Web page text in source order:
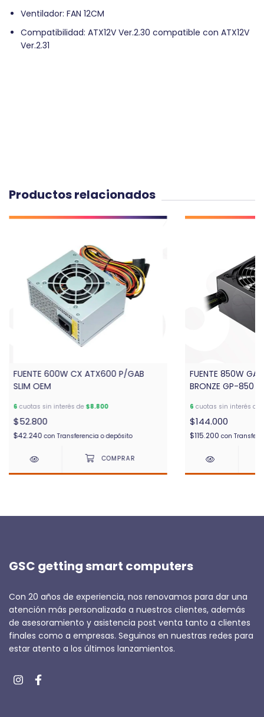
Ventilador: FAN 12CM
Compatibilidad: ATX12V Ver.2.30 compatible con ATX12V
Ver.2.31
Productos relacionados
FUENTE 600W CX ATX600 P/GAB
SLIM OEM
6 cuotas sin interés de $8.800
$52.800
$42.240con Transferencia o depósito
FUENTE 850W
BRONZE GP-850
6 cuotas sin interés de
$144.000
$115.200 con
GSC getting smart computers
Con 20 años de experiencia, nos renovamos para dar una
atención más personalizada a nuestros clientes, además
de asesoramiento y asistencia post venta tanto a clientes
finales como a empresas. Seguinos en nuestras redes para
estar atento a los últimos lanzamientos.